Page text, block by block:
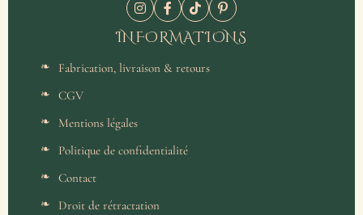
INFORMATIONS
Fabrication, livraison & retours
CGV
Mentions légales
Politique de confidentialité
Contact
Droit de rétractation